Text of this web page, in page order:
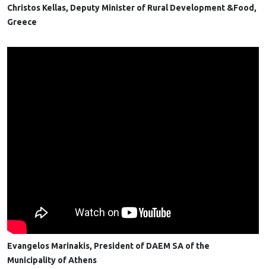
Christos Kellas, Deputy Minister of Rural Development &Food,
Greece
Evangelos Marinakis, President of DAEM SA of the
Municipality of Athens